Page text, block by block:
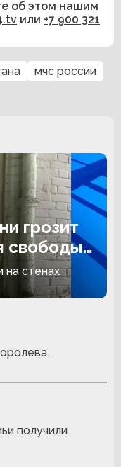
об этом нашим
или +7 900 321
мчс россии
грозит
свободы
на стенах
получили